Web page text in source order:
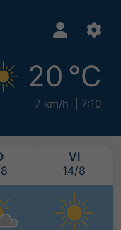
20 °C
7 km/h 7:10
VI
14/8